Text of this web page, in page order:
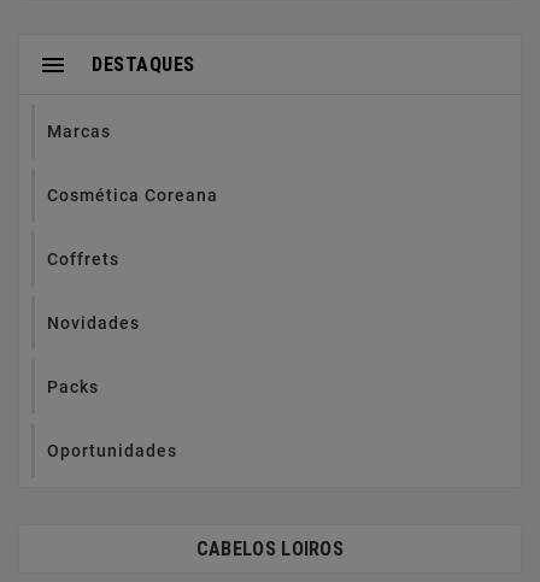
DESTAQUES

Marcas
Cosmética Coreana
Coffrets
Novidades
Packs
Oportunidades
CABELOS LOIROS